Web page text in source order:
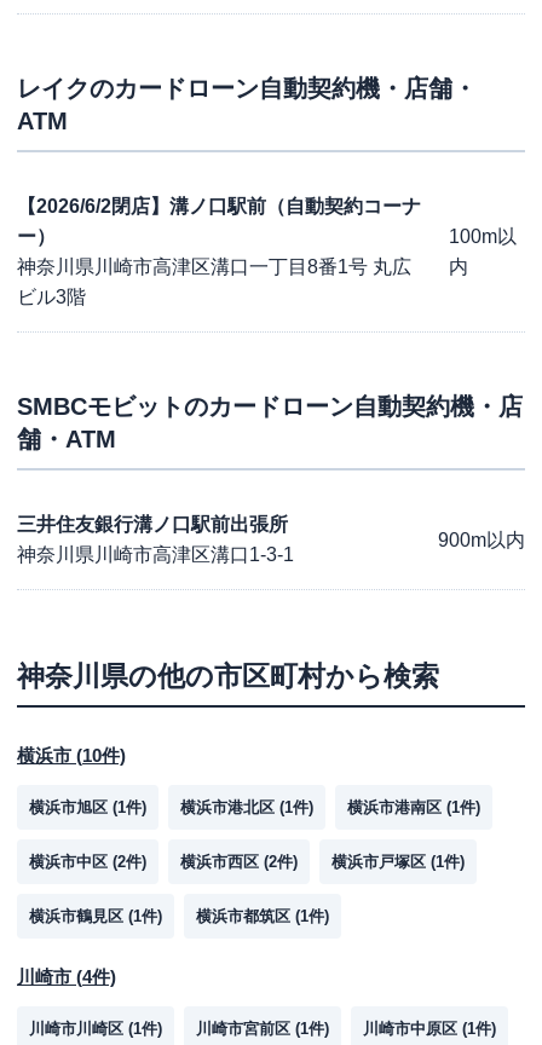
レイクのカードローン自動契約機・店舗・
ATM
【2026/6/2閉店】溝ノ口駅前（自動契約コーナ
ー）
神奈川県川崎市高津区溝口一丁目8番1号 丸広
ビル3階
100m以
内
SMBCモビットのカードローン自動契約機・店
舗・ATM
三井住友銀行溝ノ口駅前出張所
神奈川県川崎市高津区溝口1-3-1
900m以内
神奈川県の他の市区町村から検索
横浜市 (10件)
横浜市旭区 (1件) 横浜市港北区 (1件) 横浜市港南区 (1件)
横浜市中区 (2件) 横浜市西区 (2件) 横浜市戸塚区 (1件)
横浜市鶴見区 (1件) 横浜市都筑区 (1件)
川崎市 (4件)
川崎市川崎区 (1件) 川崎市宮前区 (1件) 川崎市中原区 (1件)